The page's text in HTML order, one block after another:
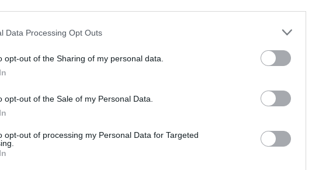
Data Processing Opt Outs
opt-out of the Sharing of my personal data.
opt-out of the Sale of my Personal Data.
opt-out of processing my Personal Data for Targeted
programa comemorativo do 150.º aniversário
Pública, que se assinalou recentemente.
“Porquê a mim?”, com cerca de 50 peças
e uma exposição estática de meios da
de Évora da PSP referentes a 2024, destacam-
de veículo sob o efeito do álcool e sem